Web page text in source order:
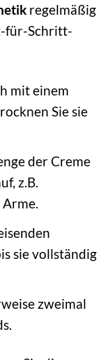
regelmäßig
für-Schritt-
mit einem
Sie sie
der Creme
z.B.
sie vollständig
zweimal